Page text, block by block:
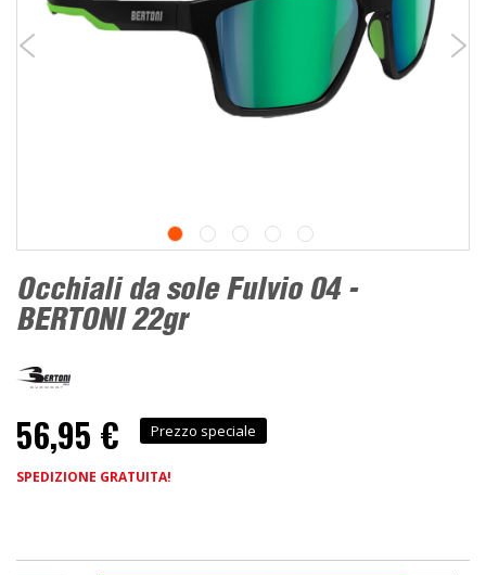
Occhiali da sole Fulvio 04 -
BERTONI 22gr
56,95 € Prezzo speciale
SPEDIZIONE GRATUITA!